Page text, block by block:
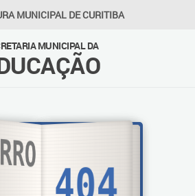
MUNICIPAL DE CURITIBA
MUNICIPAL DA